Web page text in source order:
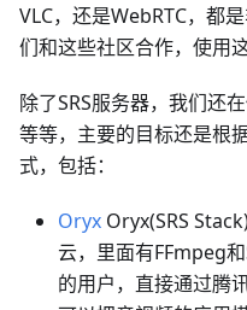
VLC，还是WebRTC，都
们和这些社区合作，使用
除了SRS服务器，我们还
等等，主要的目标还是根
式，包括：
Oryx Oryx(SRS
云，里面有FFmpeg
的用户，直接通过腾